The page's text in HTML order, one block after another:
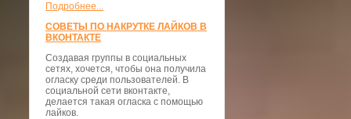
Подробнее...
СОВЕТЫ ПО НАКРУТКЕ ЛАЙКОВ В
ВКОНТАКТЕ
Создавая группы в социальных
сетях, хочется, чтобы она получила
огласку среди пользователей. В
социальной сети вконтакте,
делается такая огласка с помощью
лайков.